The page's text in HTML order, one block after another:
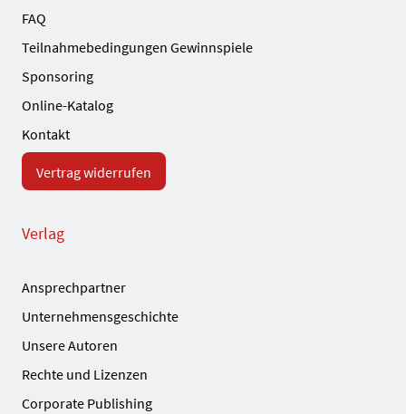
FAQ
Teilnahmebedingungen Gewinnspiele
Sponsoring
Online-Katalog
Kontakt
Vertrag widerrufen
Verlag
Ansprechpartner
Unternehmensgeschichte
Unsere Autoren
Rechte und Lizenzen
Corporate Publishing